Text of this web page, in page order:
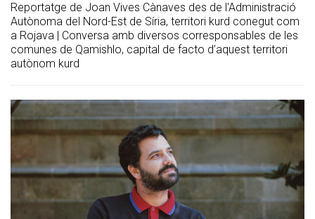
Reportatge de Joan Vives Cànaves des de l'Administració
Autònoma del Nord-Est de Síria, territori kurd conegut com
a Rojava | Conversa amb diversos corresponsables de les
comunes de Qamishlo, capital de facto d’aquest territori
autònom kurd